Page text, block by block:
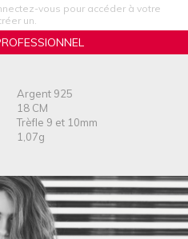
vous pour accéder à votre
un.
Argent 925
18 CM
Trèfle 9 et 10mm
1,07g